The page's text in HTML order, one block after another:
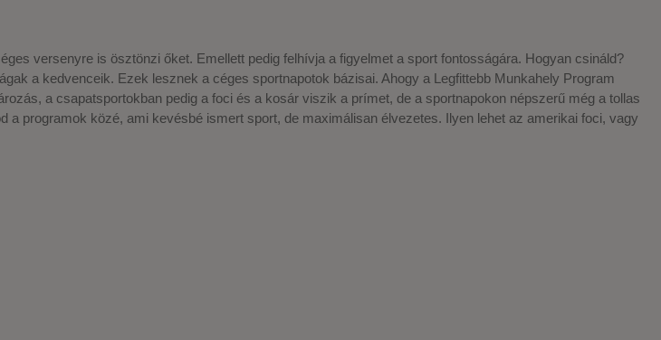
versenyre is ösztönzi őket. Emellett pedig felhívja a figyelmet a sport fontosságára. Hogyan csináld?
a kedvenceik. Ezek lesznek a céges sportnapotok bázisai. Ahogy a Legfittebb Munkahely Program
a csapatsportokban pedig a foci és a kosár viszik a prímet, de a sportnapokon népszerű még a tollas
programok közé, ami kevésbé ismert sport, de maximálisan élvezetes. Ilyen lehet az amerikai foci, vagy